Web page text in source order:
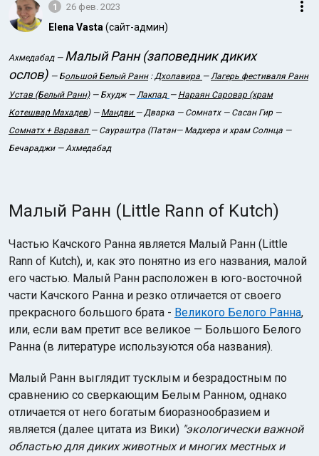
Аравийское море
1 26 фев. 2023
Elena Vasta (сайт-админ)
Ахмедабад — Малый Ранн (заповедник диких
ослов) — Большой Белый Ранн :Дхолавира —Лагерь фестиваля Ранн
Устав (Белый Ранн)— Бхудж —Лакпад — Нараян Саровар (храм
Котешвар Махадев) — Мандви — Дварка — Сомнатх — Сасан Гир —
Сомнатх + Варавал — Саураштра (Патан— Мадхера и храм Солнца —
Бечараджи — Ахмедабад
Малый Ранн (Little Rann of Kutch)
Частью Качского Ранна является Малый Ранн (Little
Rann of Kutch), и, как это понятно из его названия, малой
его частью. Малый Ранн расположен в юго-восточной
части Качского Ранна и резко отличается от своего
прекрасного большого брата - Великого Белого Ранна,
или, если вам претит все великое — Большого Белого
Ранна (в литературе используются оба названия).
Малый Ранн выглядит тусклым и безрадостным по
сравнению со сверкающим Белым Ранном, однако
отличается от него богатым биоразнообразием и
является (далее цитата из Вики) "экологически важной
областью для диких животных и многих местных и